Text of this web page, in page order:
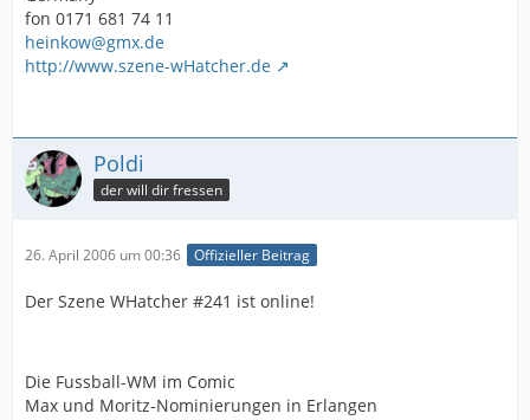
fon 0171 681 74 11
heinkow@gmx.de
http://www.szene-wHatcher.de
Poldi
der will dir fressen
26. April 2006 um 00:36 Offizieller Beitrag
Der Szene WHatcher #241 ist online!
Die Fussball-WM im Comic
Max und Moritz-Nominierungen in Erlangen